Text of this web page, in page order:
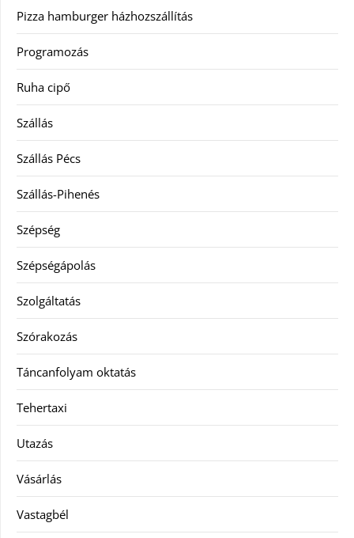
Pizza hamburger házhozszállítás
Programozás
Ruha cipő
Szállás
Szállás Pécs
Szállás-Pihenés
Szépség
Szépségápolás
Szolgáltatás
Szórakozás
Táncanfolyam oktatás
Tehertaxi
Utazás
Vásárlás
Vastagbél